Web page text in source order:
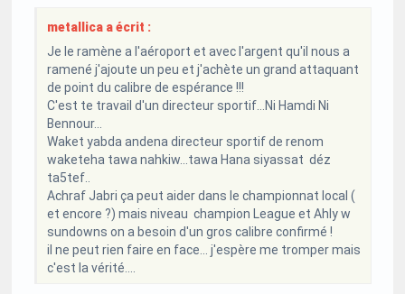
metallica a écrit :
Je le ramène a l'aéroport et avec l'argent qu'il nous a
ramené j'ajoute un peu et j'achète un grand attaquant
de point du calibre de espérance !!!
C'est te travail d'un directeur sportif...Ni Hamdi Ni
Bennour...
Waket yabda andena directeur sportif de renom
waketeha tawa nahkiw...tawa Hana siyassat déz
ta5tef..
Achraf Jabri ça peut aider dans le championnat local (
et encore ?) mais niveau champion League et Ahly w
sundowns on a besoin d'un gros calibre confirmé !
il ne peut rien faire en face... j'espère me tromper mais
c'est la vérité....